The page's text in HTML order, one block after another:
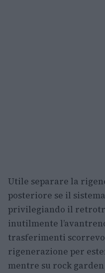
Utile separare la
posteriore se il
privilegiando il
inutilmente
trasferimenti
rigenerazione per
mentre su rock